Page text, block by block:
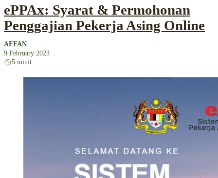
ePPAx: Syarat & Permohonan
Penggajian Pekerja Asing Online
AFFAN
9 February 2023
5 minit